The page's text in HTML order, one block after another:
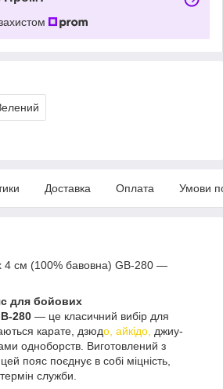
Доставка Оплата Умови
4 см (100% бавовна) GB-280 —
для бойових
280 — це класичний вибір для
карате, дзюдо, айкідо, джиу-
одноборств. Виготовлений з
пояс поєднує в собі міцність,
служби.